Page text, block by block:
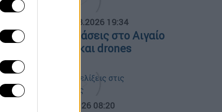
06.08.2026 19:34
παραβιάσεις στο Αιγαίο
μαχητικά F-16 και drones
06.08.2026 08:20